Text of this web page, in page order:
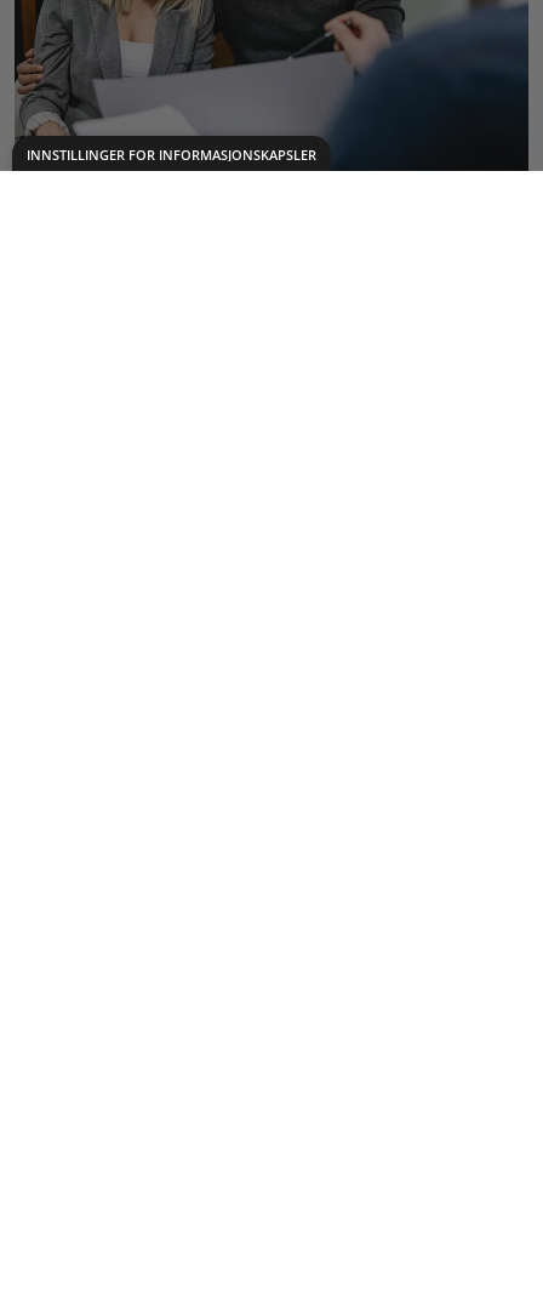
INNSTILLINGER FOR INFORMASJONSKAPSLER